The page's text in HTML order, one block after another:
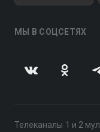
МЫ В СОЦСЕТЯХ
Телеканалы 1 и 2